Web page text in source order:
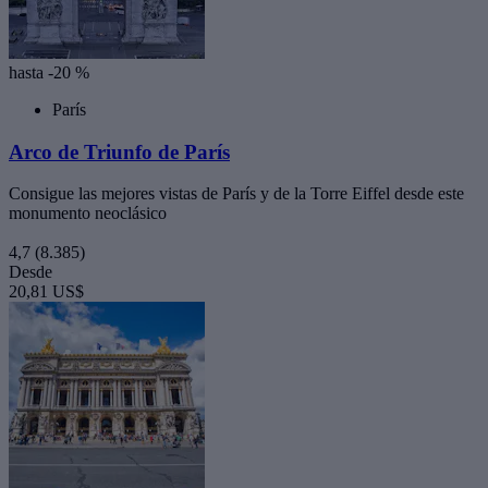
hasta -20 %
París
Arco de Triunfo de París
Consigue las mejores vistas de París y de la Torre Eiffel desde este
monumento neoclásico
4,7 (8.385)
Desde
20,81 US$